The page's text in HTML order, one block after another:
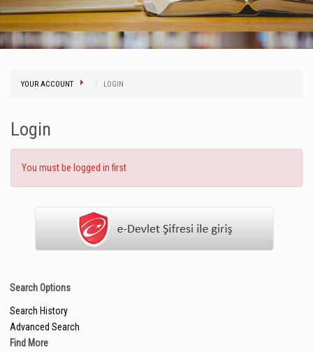
YOUR ACCOUNT LOGIN
Login
You must be logged in first
Search Options
Search History
Advanced Search
Find More